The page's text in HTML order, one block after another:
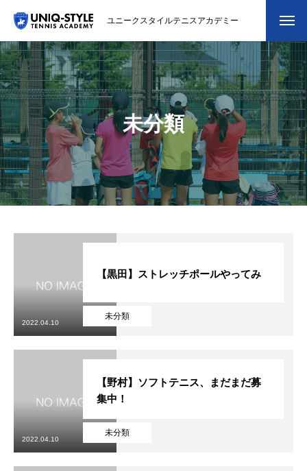
ユニークスタイルテニスアカデミー
初めての方
システム・クラス・料金
スクール紹介・コーチ紹介
大会・イベント
ブログ
会員専用ページ
システム・クラス・料金
未分類
未分類
【黒田】ストレッチポールやってみ
2022.04.10
未分類
【野村】ソフトテニス、まだまだ募
集中！
2022.04.10